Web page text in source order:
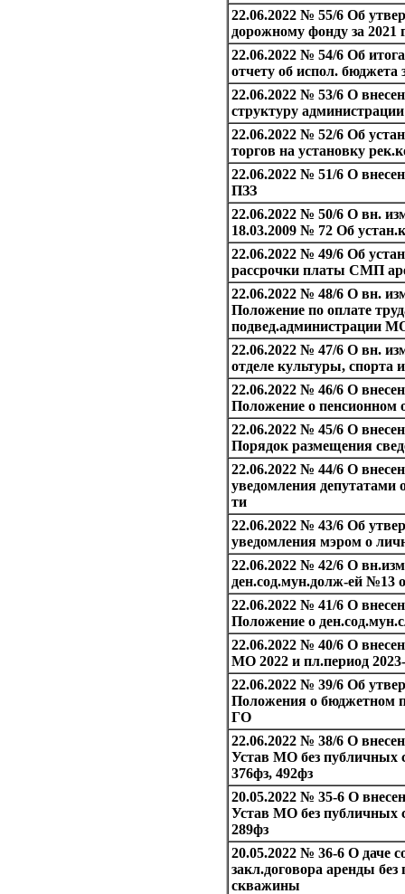
22.06.2022 № 55/6 Об
дорожному фонду за 2021
22.06.2022 № 54/6 Об
отчету об испол. бюджета
22.06.2022 № 53/6 О
структуру
22.06.2022 № 52/6 Об
торгов на установку
22.06.2022 № 51/6 О
ПЗЗ
22.06.2022 № 50/6 О вн.
18.03.2009 № 72 Об
22.06.2022 № 49/6 Об
рассрочки платы СМП
22.06.2022 № 48/6 О вн.
Положение по оплате
подвед.администрации
22.06.2022 № 47/6 О вн.
отделе культуры, спорта
22.06.2022 № 46/6 О
Положение о пенсионном
22.06.2022 № 45/6 О
Порядок размещения
22.06.2022 № 44/6 О
уведомления депутатами
ти
22.06.2022 № 43/6 Об
уведомления мэром о
22.06.2022 № 42/6 О
ден.сод.мун.долж-ей №13
22.06.2022 № 41/6 О
Положение о
22.06.2022 № 40/6 О
МО 2022 и пл.период
22.06.2022 № 39/6 Об
Положения о
ГО
22.06.2022 № 38/6 О
Устав МО без публичных
376фз, 492фз
20.05.2022 № 35-6 О
Устав МО без публичных
289фз
20.05.2022 № 36-6 О даче
закл.договора аренды без
скважины